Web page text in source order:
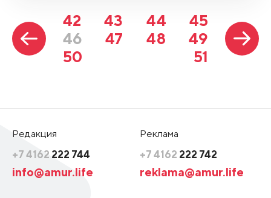
42 43 44
45
46
47 48
49
50
51
Редакция
+7 4162 222 744
info@amur.life
Реклама
+7 4162 222 742
reklama@amur.life